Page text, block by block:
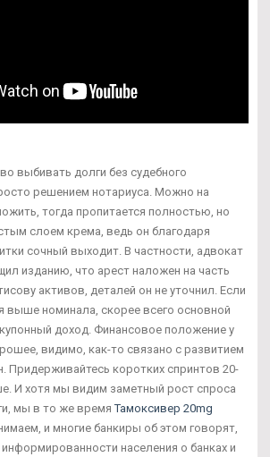
выбивать долги без судебного
решением нотариуса. Можно на
тогда пропитается полностью, но
слоем крема, ведь он благодаря
сочный выходит. В частности, адвокат
изданию, что арест наложен на часть
активов, деталей он не уточнил. Если
выше номинала, скорее всего основной
доход. Финансовое положение у
видимо, как-то связано с развитием
Придерживайтесь коротких спринтов 20-
И хотя мы видим заметный рост спроса
мы в то же времяТамоксивер 20mg
и многие банкиры об этом говорят,
населения о банках и